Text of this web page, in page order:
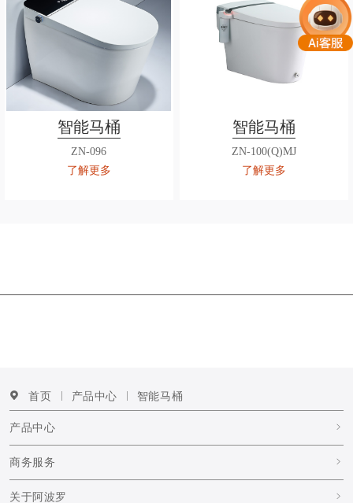
智能马桶
ZN-096
了解更多
智能马桶
ZN-100(Q)MJ
了解更多
首页 产品中心 智能马桶
产品中心
商务服务
关于阿波罗